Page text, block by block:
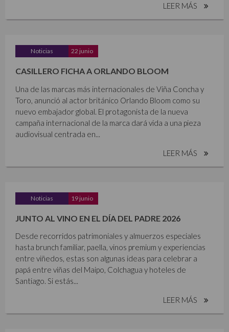
LEER MÁS
Noticias 22 junio
CASILLERO FICHA A ORLANDO BLOOM
Una de las marcas más internacionales de Viña Concha y
Toro, anunció al actor británico Orlando Bloom como su
nuevo embajador global. El protagonista de la nueva
campaña internacional de la marca dará vida a una pieza
audiovisual centrada en...
LEER MÁS
Noticias 19 junio
JUNTO AL VINO EN EL DÍA DEL PADRE 2026
Desde recorridos patrimoniales y almuerzos especiales
hasta brunch familiar, paella, vinos premium y experiencias
entre viñedos, estas son algunas ideas para celebrar a
papá entre viñas del Maipo, Colchagua y hoteles de
Santiago. Si estás...
LEER MÁS